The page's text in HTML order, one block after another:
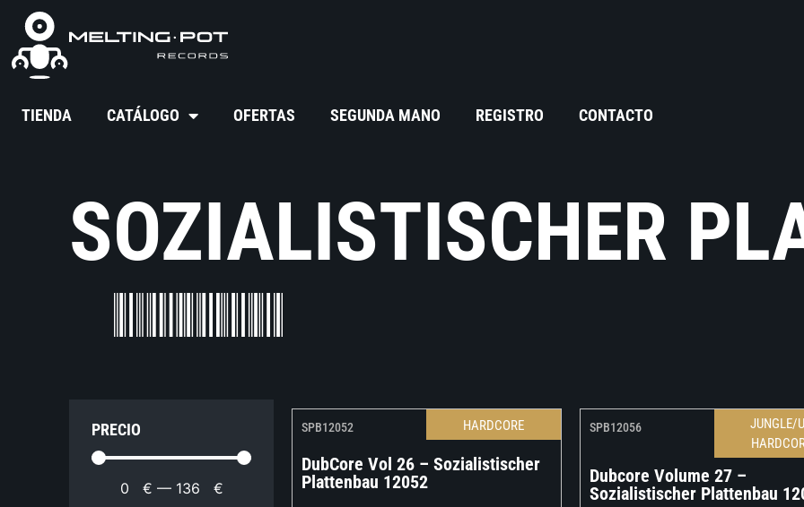
TIENDA CATÁLOGO OFERTAS SEGUNDA MANO REGISTRO CONTACTO
SOZIALISTISCHER
PRECIO
0 € — 136 €
SPB12052 HARDCORE
DubCore Vol 26 – Sozialistischer
Plattenbau 12052
SPB12056
JUNGLE/
Dubcore Volume 27 –
Sozialistischer Plattenbau